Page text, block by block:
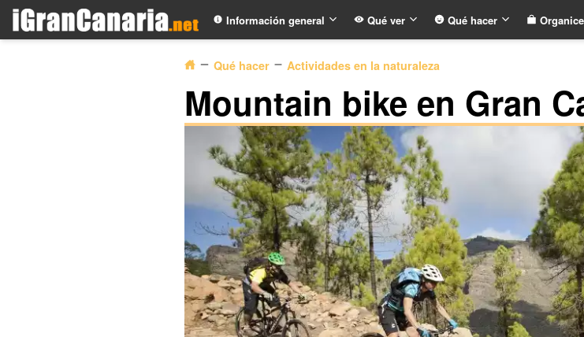
Información general Qué ver Qué hacer
Qué hacer Actividades en la naturaleza
Mountain bike en Gran